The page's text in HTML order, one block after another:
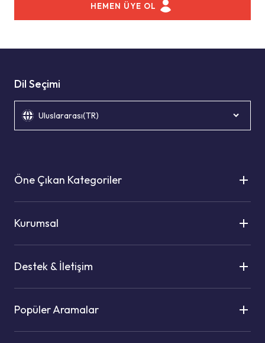
HEMEN ÜYE OL
Dil Seçimi
Uluslararası(TR)
Öne Çıkan Kategoriler
Kurumsal
Destek & İletişim
Popüler Aramalar